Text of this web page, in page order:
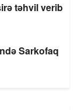
təhvil verib
Sarkofaq